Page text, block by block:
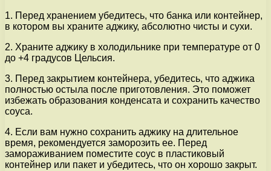
1. Перед хранением убедитесь, что банка или контейнер,
в котором вы храните аджику, абсолютно чисты и сухи.
2. Храните аджику в холодильнике при температуре от 0
до +4 градусов Цельсия.
3. Перед закрытием контейнера, убедитесь, что аджика
полностью остыла после приготовления. Это поможет
избежать образования конденсата и сохранить качество
соуса.
4. Если вам нужно сохранить аджику на длительное
время, рекомендуется заморозить ее. Перед
замораживанием поместите соус в пластиковый
контейнер или пакет и убедитесь, что он хорошо закрыт.